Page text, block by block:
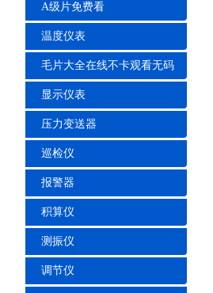
A级片免费看
温度仪表
毛片大全在线不卡观看无码
显示仪表
压力变送器
巡检仪
报警器
积算仪
测振仪
调节仪